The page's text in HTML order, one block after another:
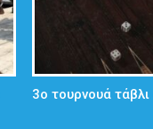
3ο τουρνουά